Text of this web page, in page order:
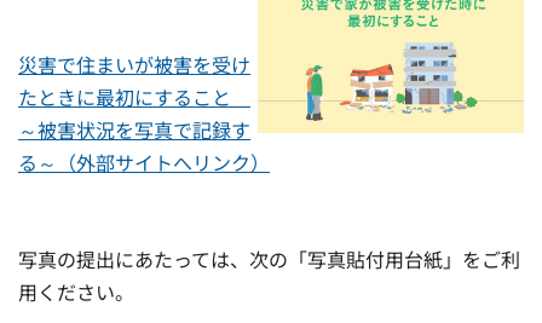
災害で住まいが被害を受け
たときに最初にすること
～被害状況を写真で記録す
る～ （外部サイトへリンク）
写真の提出にあたっては、次の「写真貼付用台紙」をご利
用ください。